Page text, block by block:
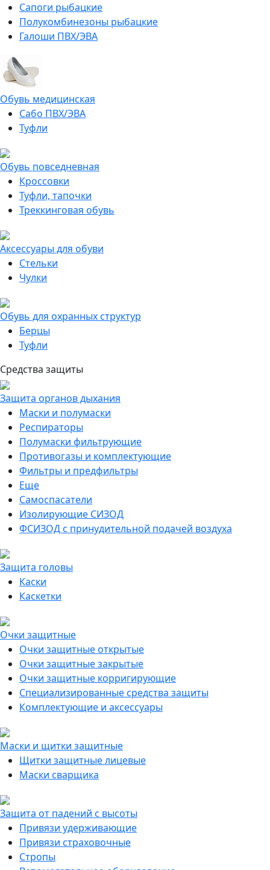
Сапоги рыбацкие
Полукомбинезоны рыбацкие
Галоши ПВХ/ЭВА
Обувь медицинская
Сабо ПВХ/ЭВА
Туфли
Обувь повседневная
Кроссовки
Туфли, тапочки
Треккинговая обувь
Аксессуары для обуви
Стельки
Чулки
Обувь для охранных структур
Берцы
Туфли
Средства защиты
Защита органов дыхания
Маски и полумаски
Респираторы
Полумаски фильтрующие
Противогазы и комплектующие
Фильтры и предфильтры
Еще
Самоспасатели
Изолирующие СИЗОД
ФСИЗОД с принудительной подачей воздуха
Защита головы
Каски
Каскетки
Очки защитные
Очки защитные открытые
Очки защитные закрытые
Очки защитные корригирующие
Специализированные средства защиты
Комплектующие и аксессуары
Маски и щитки защитные
Щитки защитные лицевые
Маски сварщика
Защита от падений с высоты
Привязи удерживающие
Привязи страховочные
Стропы